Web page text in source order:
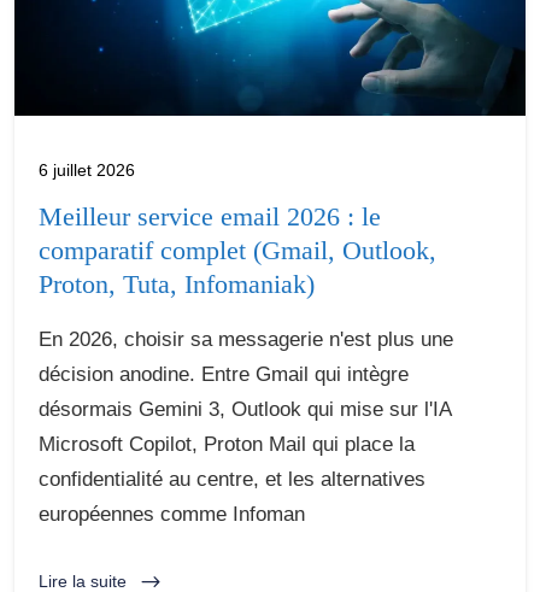
6 juillet 2026
Meilleur service email 2026 : le
comparatif complet (Gmail, Outlook,
Proton, Tuta, Infomaniak)
En 2026, choisir sa messagerie n'est plus une
décision anodine. Entre Gmail qui intègre
désormais Gemini 3, Outlook qui mise sur l'IA
Microsoft Copilot, Proton Mail qui place la
confidentialité au centre, et les alternatives
européennes comme Infoman
Lire la suite